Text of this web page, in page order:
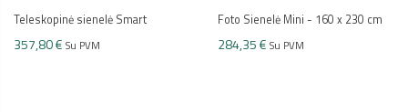
Teleskopinė sienelė Smart
357,80 € Su PVM
Foto Sienelė Mini - 160 x 230 cm
284,35 € Su PVM